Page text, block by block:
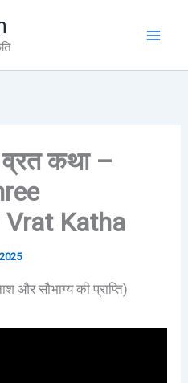
व्रत कथा –
Vrat Katha
और सौभाग्य की प्राप्ति)